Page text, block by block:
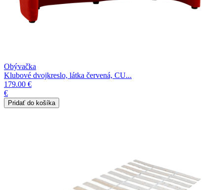
Obývačka
Klubové dvojkreslo, látka červená, CU...
179.00 €
€